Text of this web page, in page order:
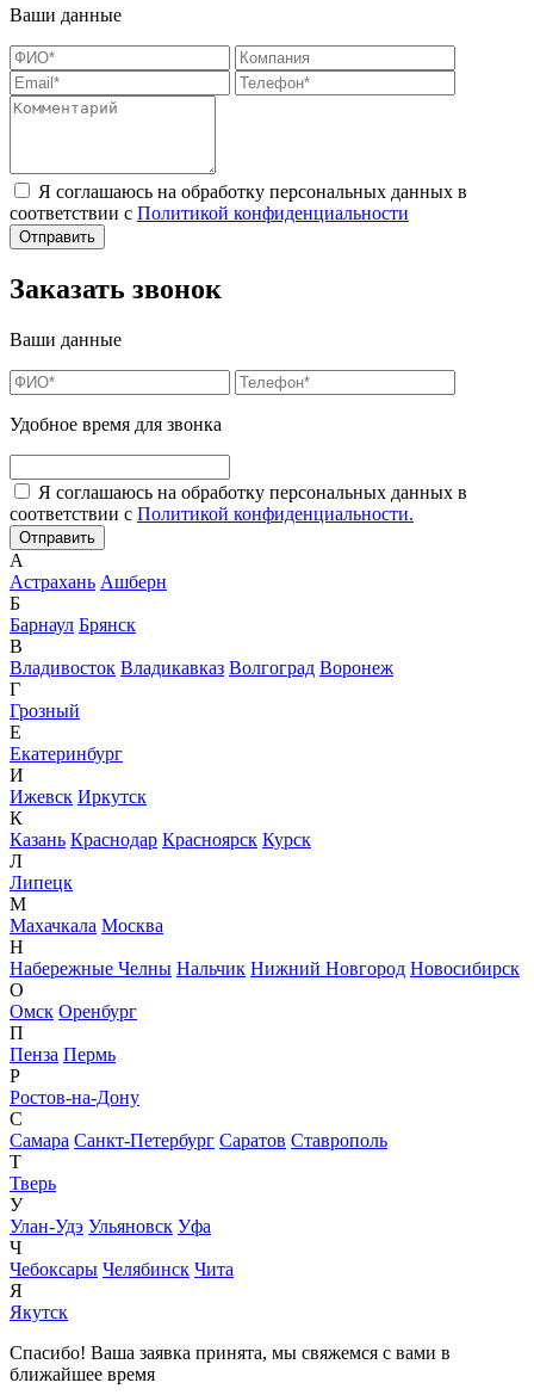
Ваши данные
Я соглашаюсь на обработку персональных данных в
соответствии с Политикой конфиденциальности
Заказать звонок
Ваши данные
Удобное время для звонка
Я соглашаюсь на обработку персональных данных в
соответствии с Политикой конфиденциальности.
А
Астрахань Ашберн
Б
Барнаул Брянск
В
Владивосток Владикавказ Волгоград Воронеж
Г
Грозный
Е
Екатеринбург
И
Ижевск Иркутск
К
Казань Краснодар Красноярск Курск
Л
Липецк
М
Махачкала Москва
Н
Набережные Челны Нальчик Нижний Новгород Новосибирск
О
Омск Оренбург
П
Пенза Пермь
Р
Ростов-на-Дону
С
Самара Санкт-Петербург Саратов Ставрополь
Т
Тверь
У
Улан-Удэ Ульяновск Уфа
Ч
Чебоксары Челябинск Чита
Я
Якутск
Спасибо! Ваша заявка принята, мы свяжемся с вами в
ближайшее время